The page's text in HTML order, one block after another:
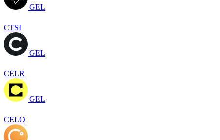
GEL
CTSI
GEL
CELR
GEL
CELO